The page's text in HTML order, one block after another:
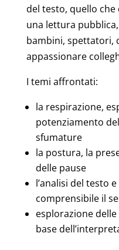
del testo, quello che
una lettura
bambini, spettatori,
appassionare
I temi affrontati:
la respirazione,
potenziamento
sfumature
la postura, la
delle pause
l’analisi del testo
comprensibile il
esplorazione
base